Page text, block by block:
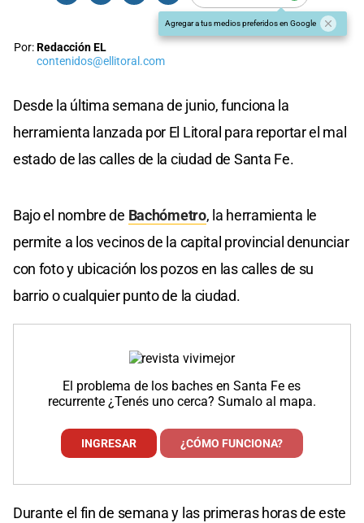
Agregar a tus medios preferidos en Google
Por:Redacción EL
contenidos@ellitoral.com
Desde la última semana de junio, funciona la
herramienta lanzada por El Litoral para reportar el mal
estado de las calles de la ciudad de Santa Fe.
Bajo el nombre de Bachómetro, la herramienta le
permite a los vecinos de la capital provincial denunciar
con foto y ubicación los pozos en las calles de su
barrio o cualquier punto de la ciudad.
El problema de los baches en Santa Fe es
recurrente ¿Tenés uno cerca? Sumalo al mapa.
INGRESAR ¿CÓMO FUNCIONA?
Durante el fin de semana y las primeras horas de este